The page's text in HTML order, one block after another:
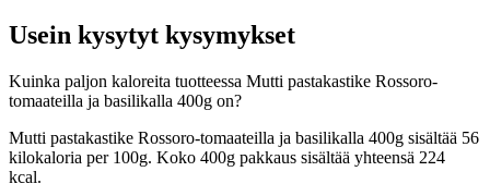
Usein kysytyt kysymykset
Kuinka paljon kaloreita tuotteessa Mutti pastakastike Rossoro-
tomaateilla ja basilikalla 400g on?
Mutti pastakastike Rossoro-tomaateilla ja basilikalla 400g sisältää 56
kilokaloria per 100g. Koko 400g pakkaus sisältää yhteensä 224
kcal.